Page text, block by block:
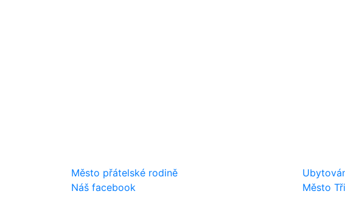
Město přátelské rodině
Náš facebook
Město